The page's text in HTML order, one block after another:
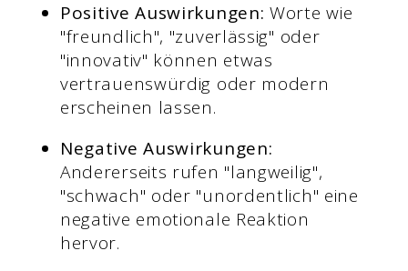
Positive Auswirkungen:Worte wie
"freundlich", "zuverlässig" oder
"innovativ" können etwas
vertrauenswürdig oder modern
erscheinen lassen.
Negative Auswirkungen:
Andererseits rufen "langweilig",
"schwach" oder "unordentlich" eine
negative emotionale Reaktion
hervor.